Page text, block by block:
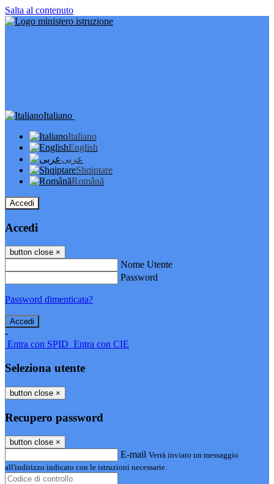
Salta al contenuto
Italiano
Italiano
English
عربى
Shqiptare
Română
Accedi
Accedi
button close ×
Nome Utente
Password
Password dimenticata?
-
Entra con SPID Entra con CIE
Seleziona utente
button close ×
Recupero password
button close ×
E-mail Verrà inviato un messaggio
all'indirizzo indicato con le istruzioni necessarie.